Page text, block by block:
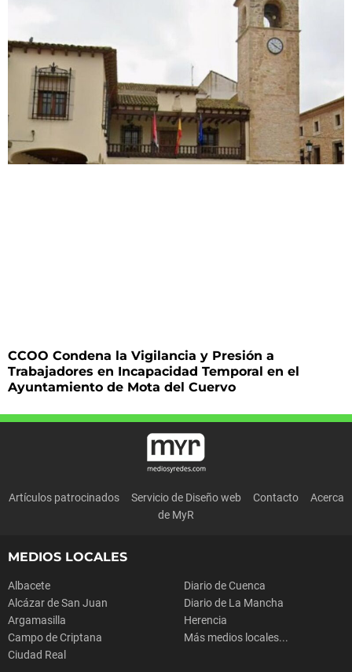
CCOO Condena la Vigilancia y Presión a
Trabajadores en Incapacidad Temporal en el
Ayuntamiento de Mota del Cuervo
Artículos patrocinados Servicio de Diseño web Contacto
Acerca
de MyR
MEDIOS LOCALES
Albacete
Alcázar de San Juan
Argamasilla
Campo de Criptana
Ciudad Real
Diario de Cuenca
Diario de La Mancha
Herencia
Más medios locales...